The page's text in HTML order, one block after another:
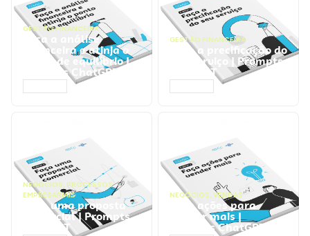
GESTÃO FINANCEIRA
Faça a análise
financeira e atinja o
ponto de equilíbrio |
Prompts ChatGPT
GESTÃO FINANCEIRA
Faça a precificação do
seu serviço | Prompts
ChatGPT
NEGÓCIOS, PROCESSOS
EMPRESARIAIS
Faça uma proposta
comercial | Prompts
ChatGPT
NEGÓCIOS, VENDAS
Faça ações para
vender mais |
Prompts ChatGPT